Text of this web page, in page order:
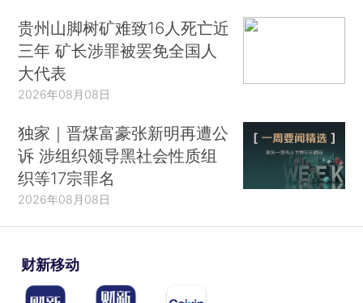
贵州山脚树矿难致16人死亡近
三年 矿长涉罪被罢免全国人
大代表
2026年08月08日
独家｜晋煤富豪张新明再遭公
诉 涉组织领导黑社会性质组
织等17宗罪名
2026年08月08日
财新移动